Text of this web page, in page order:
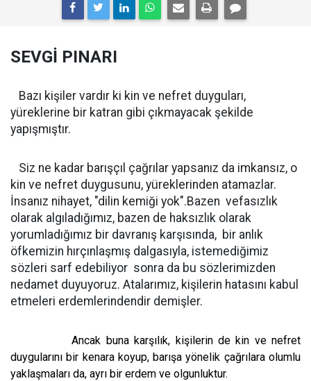
SEVGİ PINARI
Bazı kişiler vardır ki kin ve nefret duyguları,
yüreklerine bir katran gibi çıkmayacak şekilde
yapışmıştır.
Siz ne kadar barışçıl çağrılar yapsanız da imkansız, o
kin ve nefret duygusunu, yüreklerinden atamazlar.
İnsanız nihayet, "dilin kemiği yok".Bazen vefasızlık
olarak algıladığımız, bazen de haksızlık olarak
yorumladığımız bir davranış karşısında, bir anlık
öfkemizin hırçınlaşmış dalgasıyla, istemediğimiz
sözleri sarf edebiliyor sonra da bu sözlerimizden
nedamet duyuyoruz. Atalarımız, kişilerin hatasını kabul
etmeleri erdemlerindendir demişler.
Ancak buna karşılık, kişilerin de kin ve nefret
duygularını bir kenara koyup, barışa yönelik çağrılara olumlu
yaklaşmaları da, ayrı bir erdem ve olgunluktur.